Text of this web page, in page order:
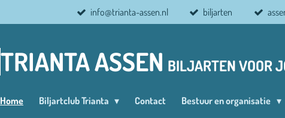
info@trianta-assen.nl biljarten
TRIANTA ASSEN BILJARTEN VOOR
Home Biljartclub Trianta Contact Bestuur en organisatie